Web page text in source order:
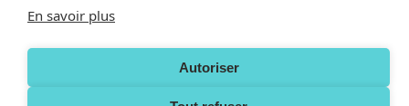
En savoir plus
Autoriser